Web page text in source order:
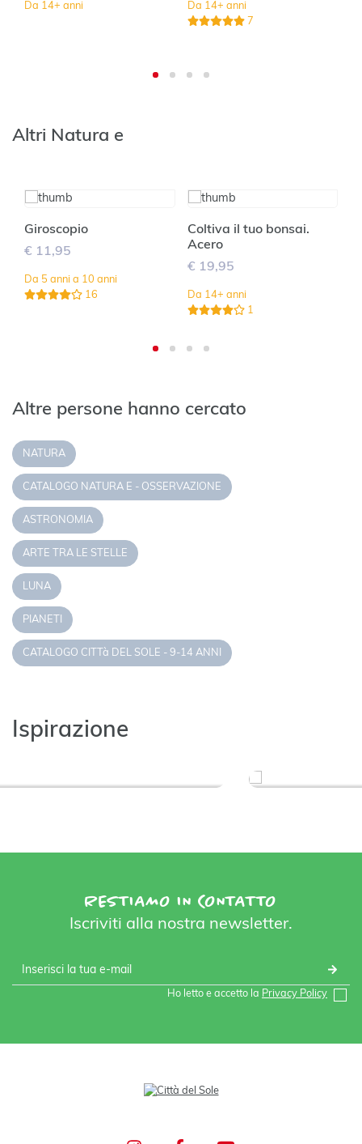
Da 14+ anni
Da 14+ anni
7
Altri Natura e
Giroscopio
€ 11,95
Da 5 anni a 10 anni
16
Coltiva il tuo bonsai.
Acero
€ 19,95
Da 14+ anni
1
Altre persone hanno cercato
NATURA
CATALOGO NATURA E - OSSERVAZIONE
ASTRONOMIA
ARTE TRA LE STELLE
LUNA
PIANETI
CATALOGO CITTà DEL SOLE - 9-14 ANNI
Ispirazione
RESTIAMO IN CONTATTO
Iscriviti alla nostra newsletter.
Ho letto e accetto la Privacy Policy